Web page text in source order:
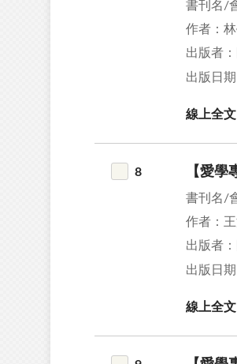
書刊名/
作者：
出版者
出版日
線上全文
8 【愛
書刊名/
作者：
出版者
出版日
線上全文